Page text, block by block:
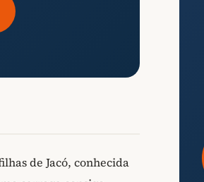
de Jacó, conhecida